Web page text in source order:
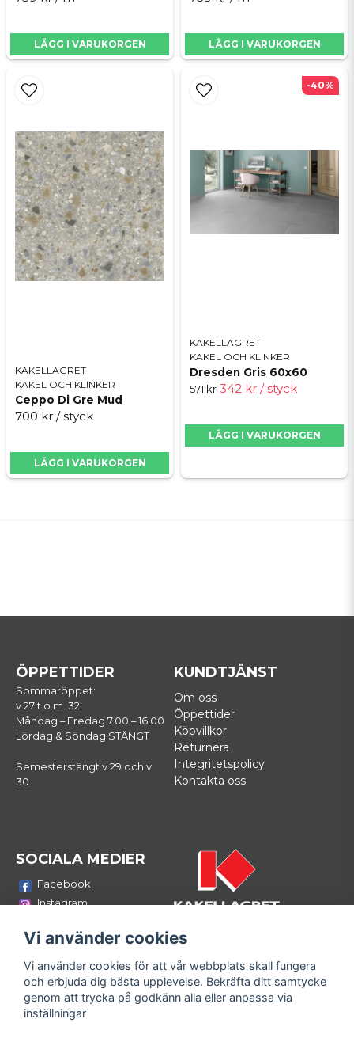
LÄGG I VARUKORGEN LÄGG I VARUKORGEN
KAKELLAGRET
KAKEL OCH KLINKER
Ceppo Di Gre Mud
700 kr / styck
LÄGG I VARUKORGEN
KAKELLAGRET
KAKEL OCH KLINKER
Dresden Gris 60x60
571 kr 342 kr / styck
LÄGG I VARUKORGEN
-40%
FROSTSÄKER
LASERSKUREN
STORLEK 30×30 30×60, 60×60
TJOCKLEK
ÖPPETTIDER
Sommaröppet:
v 27 t.o.m. 32:
Måndag – Fredag 7.00 – 16.00
Lördag & Söndag STÄNGT
Semesterstängt v 29 och v
30
KUNDTJÄNST
Om oss
Öppettider
Köpvillkor
Returnera
Integritetspolicy
Kontakta oss
SOCIALA MEDIER
Facebook
Instagram
LinkedIn
Bli medlem i vårt nyhetsbrev
email
Mejladress
Vi använder cookies
Vi använder cookies för att vår webbplats skall fungera
och erbjuda dig bästa upplevelse. Bekräfta ditt samtycke
genom att trycka på godkänn alla eller anpassa via
inställningar